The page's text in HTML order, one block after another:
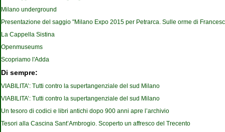
Milano underground
Presentazione del saggio "Milano Expo 2015 per Petrarca. Sulle orme di
La Cappella Sistina
Openmuseums
Scopriamo l'Adda
Di sempre:
VIABILITA’: Tutti contro la supertangenziale del sud Milano
VIABILITA’: Tutti contro la supertangenziale del sud Milano
Un tesoro di codici e libri antichi dopo 900 anni apre l’archivio
Tesori alla Cascina Sant’Ambrogio. Scoperto un affresco del Trecento